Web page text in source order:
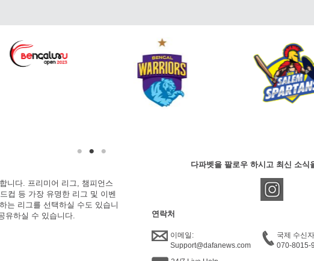
니다. 프리미어 리그, 챔피언스
컵 등 가장 유명한 리그 및 이벤
는 리그를 선택하실 수도 있습니
유하실 수 있습니다.
다파벳을 팔로우 하시고 최신 소식
연락처
이메일:
Support@dafanews.com
국제 수신
070-8015-